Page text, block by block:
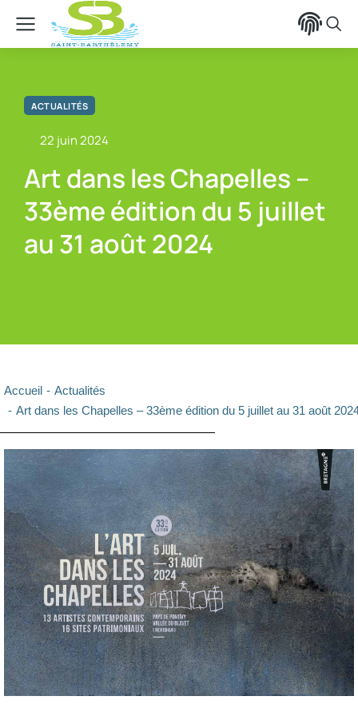
principal
ACTUALITÉS
22 juin 2024
Art dans les Chapelles –
33ème édition du 5 juillet
au 31 août 2024
Vous êtes ici :
Accueil
Actualités
Art dans les Chapelles – 33ème édition du 5 juillet au 31 août